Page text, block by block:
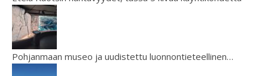
Pohjanmaan museo ja uudistettu luonnontieteellinen…